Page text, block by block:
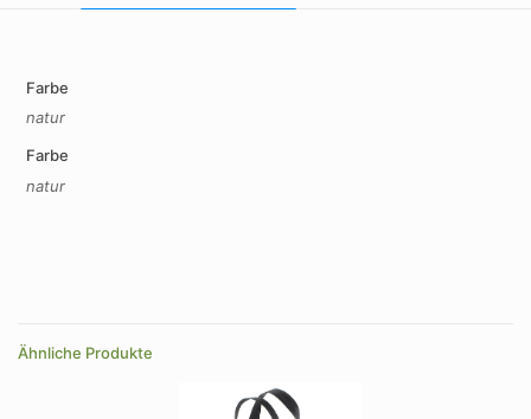
Farbe
natur
Farbe
natur
Ähnliche Produkte